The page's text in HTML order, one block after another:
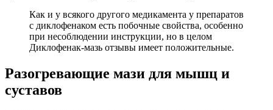
Как и у всякого другого медикамента у препаратов
с диклофенаком есть побочные свойства, особенно
при несоблюдении инструкции, но в целом
Диклофенак-мазь отзывы имеет положительные.
Разогревающие мази для мышц и
суставов